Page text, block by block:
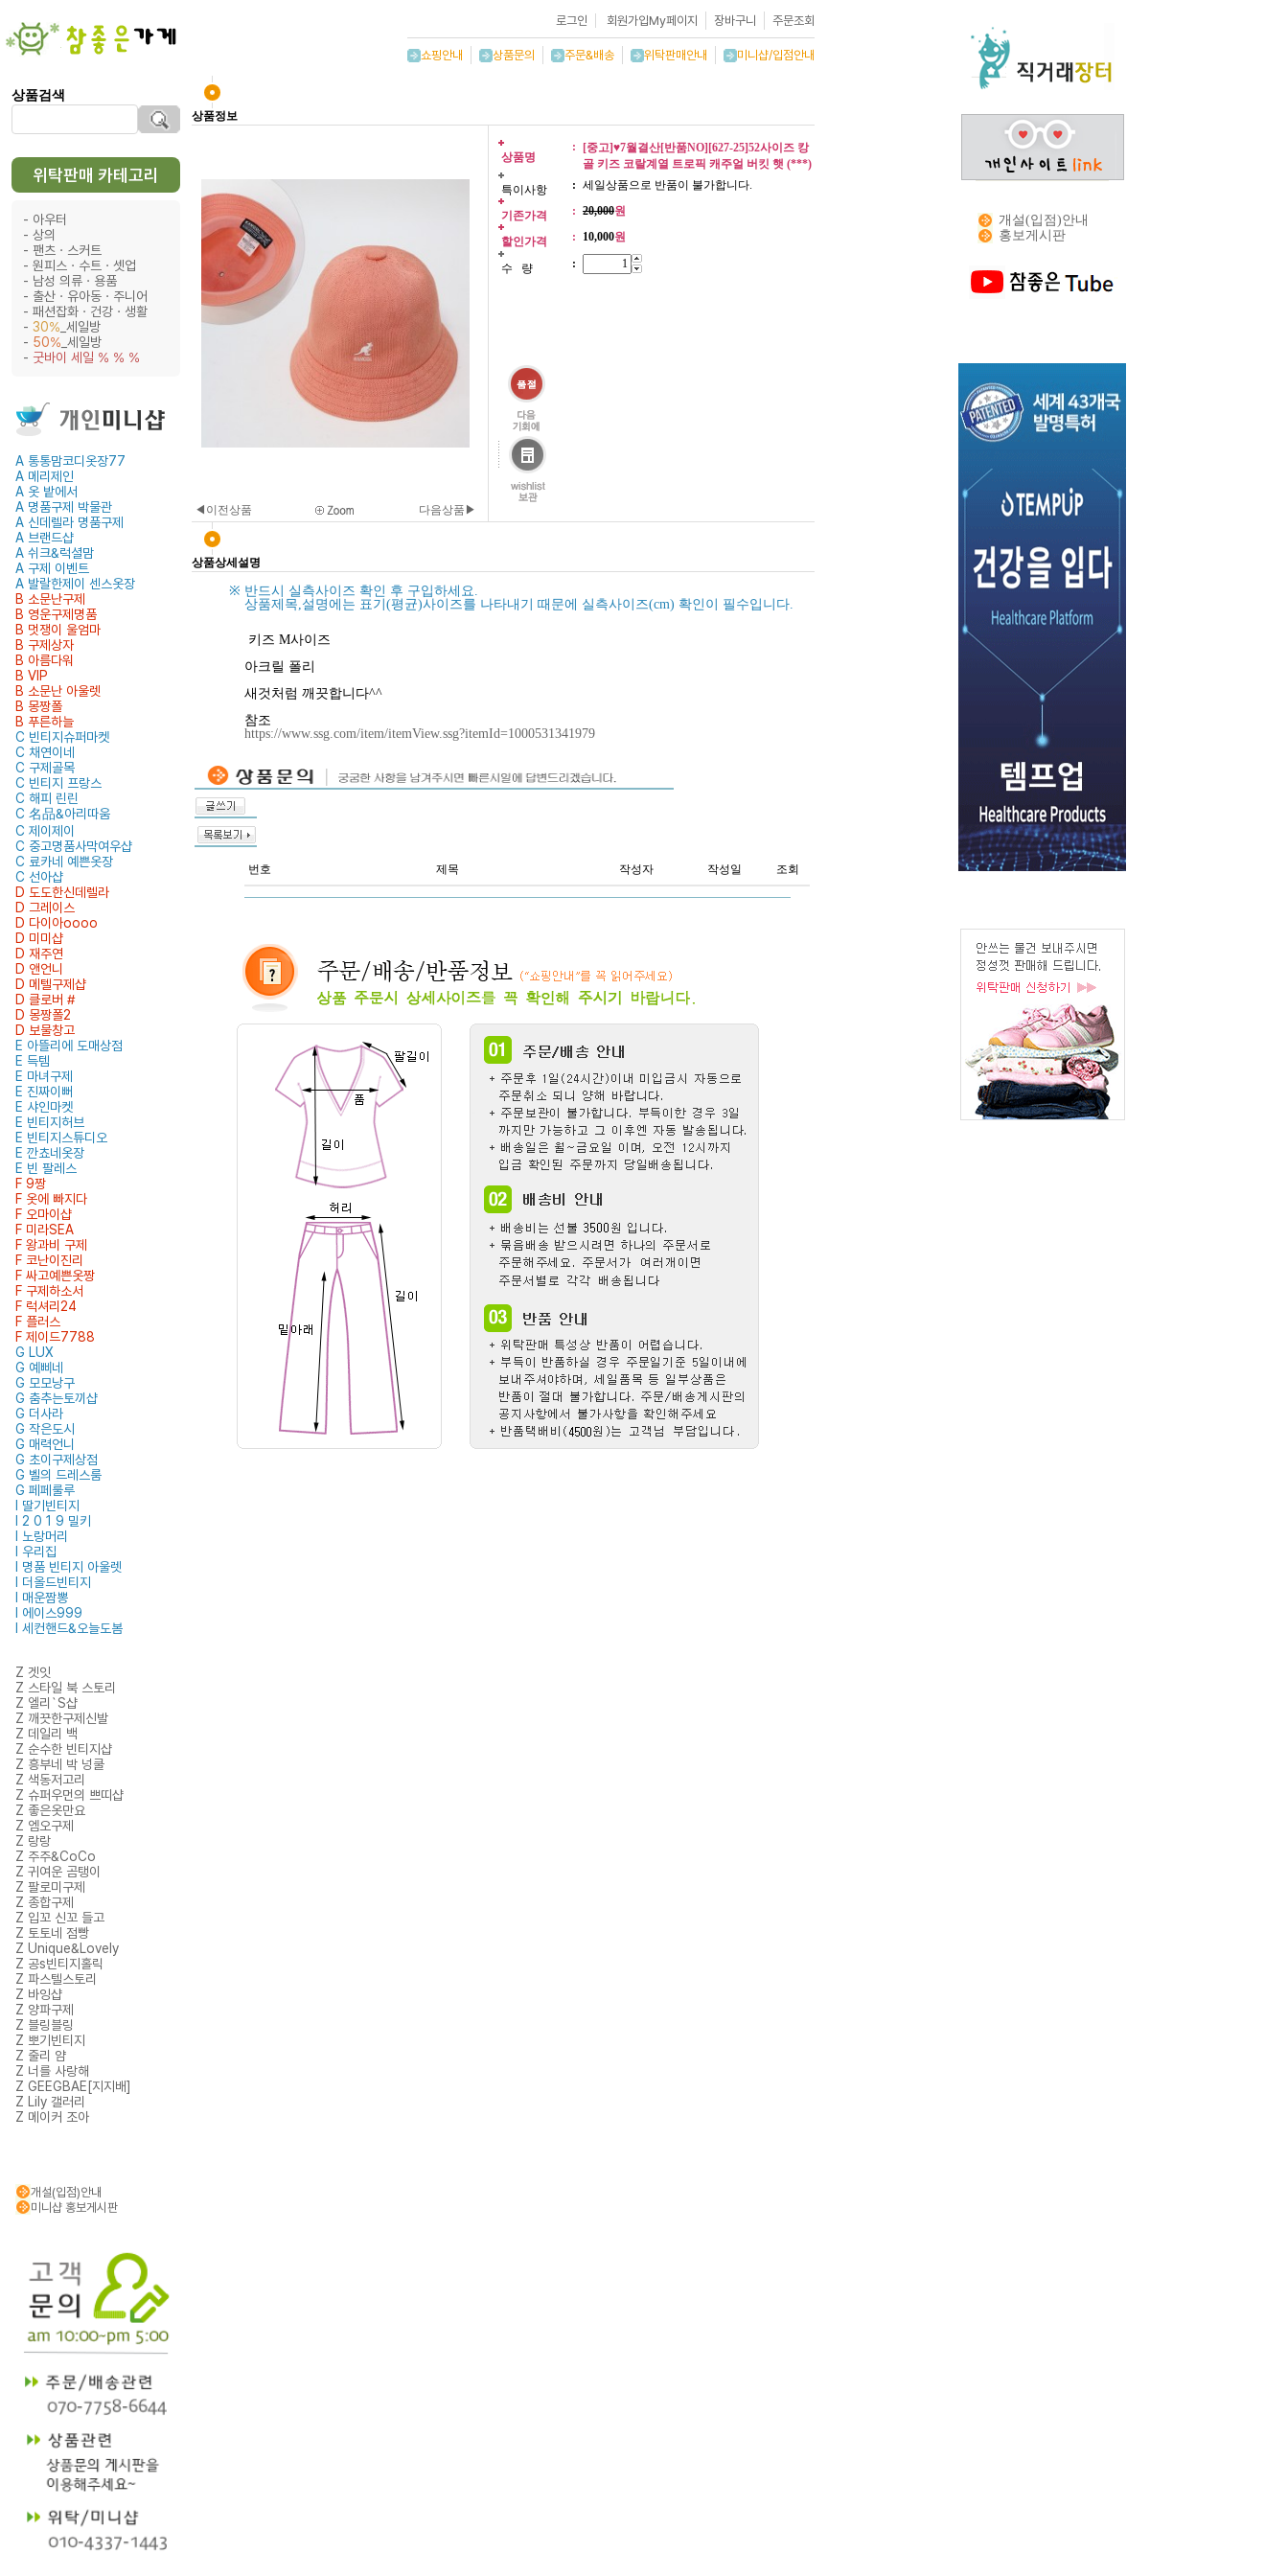
로그인 회원가입My페이지 장바구니 주문조회
쇼핑안내 상품문의 주문&배송 위탁판매안내 미니샵/입점안내
상품검색
위탁판매 카테고리
아우터
상의
팬츠ㆍ스커트
원피스ㆍ수트ㆍ셋업
남성 의류ㆍ용품
출산ㆍ유아동ㆍ주니어
패션잡화ㆍ건강ㆍ생활
30% _세일방
50% _세일방
굿바이 세일 % % %
A 통통맘코디옷장77
A 메리제인
A 옷 밭에서
A 명품구제 박물관
A 신데렐라 명품구제
A 브랜드샵
A 쉬크&럭셜맘
A 구제 이벤트
A 발랄한제이 센스옷장
B 소문난구제
B 영운구제명품
B 멋쟁이 울엄마
B 구제상자
B 아름다워
B VIP
B 소문난 아울렛
B 몽짱폴
B 푸른하늘
C 빈티지슈퍼마켓
C 채연이네
C 구제골목
C 빈티지 프랑스
C 해피 린린
C 名品&아리따움
C 제이제이
C 중고명품사막여우샵
C 료카네 예쁜옷장
C 선아샵
D 도도한신데렐라
D 그레이스
D 다이아oooo
D 미미샵
D 재주연
D 앤언니
D 메텔구제샵
D 클로버 #
D 몽짱폴2
D 보물창고
E 아뜰리에 도매상점
E 득템
E 마녀구제
E 진짜이뻐
E 샤인마켓
E 빈티지허브
E 빈티지스튜디오
E 깐쵸네옷장
E 빈 팔레스
F 9짱
F 옷에 빠지다
F 오마이샵
F 미라SEA
F 왕과비 구제
F 코난이진리
F 싸고예쁜옷짱
F 구제하소서
F 럭셔리24
F 플러스
F 제이드7788
G LUX
G 예삐네
G 모모낭구
G 춤추는토끼샵
G 더사라
G 작은도시
G 매력언니
G 초이구제상점
G 벨의 드레스룸
G 페페룰루
I 딸기빈티지
I 2 0 1 9 밀키
I 노랑머리
I 우리집
I 명품 빈티지 아울렛
I 더올드빈티지
I 매운짬뽕
I 에이스999
I 세컨핸드&오늘도봄
Z 겟잇
Z 스타일 북 스토리
Z 엘리`S샵
Z 깨끗한구제신발
Z 데일리 백
Z 순수한 빈티지샵
Z 흥부네 박 넝쿨
Z 색동저고리
Z 슈퍼우먼의 쁘띠샵
Z 좋은옷만요
Z 엠오구제
Z 랑랑
Z 주주&CoCo
Z 귀여운 곰탱이
Z 팔로미구제
Z 종합구제
Z 입꼬 신꼬 들고
Z 토토네 점빵
Z Unique&Lovely
Z 공s빈티지홀릭
Z 파스텔스토리
Z 바잉샵
Z 양파구제
Z 블링블링
Z 뽀기빈티지
Z 줄리 얌
Z 너를 사랑해
Z GEEGBAE[지지배]
Z Lily 갤러리
Z 메이커 조아
개설(입점)안내
미니샵 홍보게시판
상품정보
◀이전상품 다음상품▶
상품명
:
[중고]♥7월결산[반품NO][627-25]52사이즈 캉
골 키즈 코랄계열 트로픽 캐주얼 버킷 햇 (***)
특이사항
: 세일상품으로 반품이 불가합니다.
기존가격 : 20,000원
할인가격 : 10,000원
수 량 :
상품상세설명
※ 반드시 실측사이즈 확인 후 구입하세요.
상품제목,설명에는 표기(평균)사이즈를 나타내기 때문에 실측사이즈(cm) 확인이 필수입니다.
키즈 M사이즈
아크릴 폴리
새것처럼 깨끗합니다^^
참조
https://www.ssg.com/item/itemView.ssg?itemId=1000531341979
번호 제목 작성자 작성일 조회
개설(입점)안내
홍보게시판